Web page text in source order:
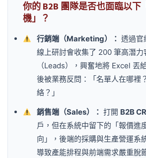
你的 B2B 團隊是否也面臨以下
機」？
行銷端（Marketing）： 透過官
線上研討會收集了 200 筆高潛力
（Leads），興奮地將 Excel 丟
後被業務反問：「名單人在哪裡
絡？」
銷售端（Sales）： 打開 B2B
戶，但在系統中留下的「報價進
向」，後端的採購與生產營運系
導致產能排程與前端需求嚴重脫